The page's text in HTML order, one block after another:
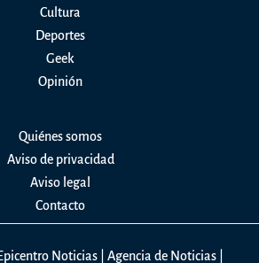
Cultura
Deportes
Geek
Opinión
Quiénes somos
Aviso de privacidad
Aviso legal
Contacto
Noticias | Agencia de Noticias |